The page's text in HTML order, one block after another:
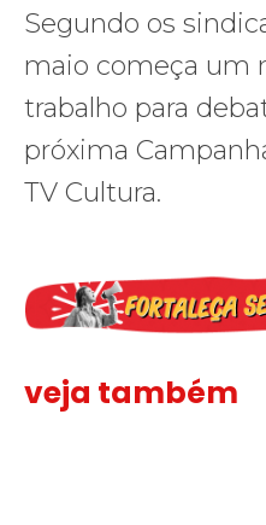
Segundo os
maio começa um
trabalho para
próxima
TV Cultura.
veja também